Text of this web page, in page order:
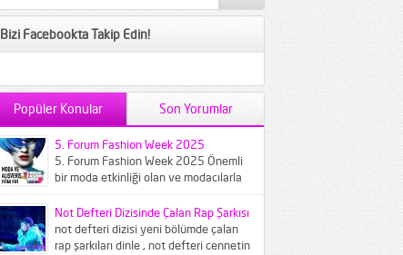
Bizi Facebookta Takip Edin!
Popüler Konular Son Yorumlar
5. Forum Fashion Week 2025
5. Forum Fashion Week 2025 Önemli
bir moda etkinliği olan ve modacılarla
modaseverleri buluşturan Forum
Fashion...
Not Defteri Dizisinde Çalan Rap Şarkısı
not defteri dizisi yeni bölümde çalan
rap şarkıları dinle , not defteri cennetin